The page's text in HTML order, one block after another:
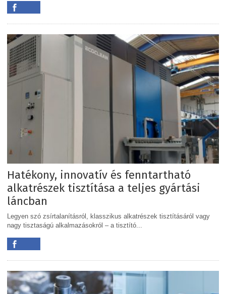
Hatékony, innovatív és fenntartható
alkatrészek tisztítása a teljes gyártási
láncban
Legyen szó zsírtalanításról, klasszikus alkatrészek tisztításáról vagy
nagy tisztaságú alkalmazásokról – a tisztító...